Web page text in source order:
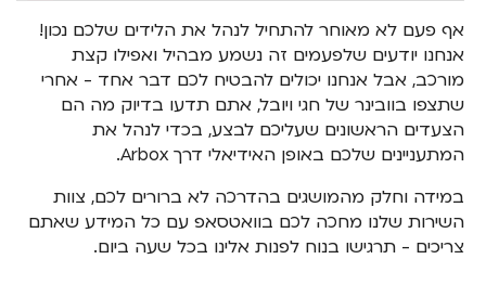
אף פעם לא מאוחר להתחיל לנהל את הלידים שלכם נכון!
אנחנו יודעים שלפעמים זה נשמע מבהיל ואפילו קצת
מורכב, אבל אנחנו יכולים להבטיח לכם דבר אחד - אחרי
שתצפו בוובינר של חגי ויובל, אתם תדעו בדיוק מה הם
הצעדים הראשונים שעליכם לבצע, בכדי לנהל את
המתעניינים שלכם באופן האידיאלי דרך Arbox.
במידה וחלק מהמושגים בהדרכה לא ברורים לכם, צוות
השירות שלנו מחכה לכם בוואטסאפ עם כל המידע שאתם
צריכים - תרגישו בנוח לפנות אלינו בכל שעה ביום.